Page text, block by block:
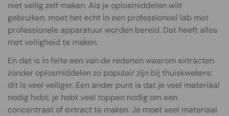
niet veilig zelf maken. Als je oplosmiddelen wilt
gebruiken, moet het echt in een professioneel lab met
professionele apparatuur worden bereid. Dat heeft alles
met veiligheid te maken.
En dat is in feite een van de redenen waarom extracten
zonder oplosmiddelen zo populair zijn bij thuiskwekers;
dit is veel veiliger. Een ander punt is dat je veel materiaal
nodig hebt; je hebt veel toppen nodig om een
concentraat of extract te maken. Je moet veel materiaal